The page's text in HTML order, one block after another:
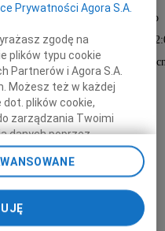
Zmarłej do grobu rodzinnego
kwietnia 2026 roku o godzinie
Cmentarza Komunalnego
(Wólka Węglowa).
pogrążeni w smutku
syn, córki i wnuk
Prywatności Agora S.A.
zgodę na
plików typu cookie
Partnerów i Agora S.A.
Możesz też w każdej
plików cookie,
zarządzania Twoimi
danych poprzez
w stopce serwisu i
zaawansowane”.
jest także za
S.A. możemy